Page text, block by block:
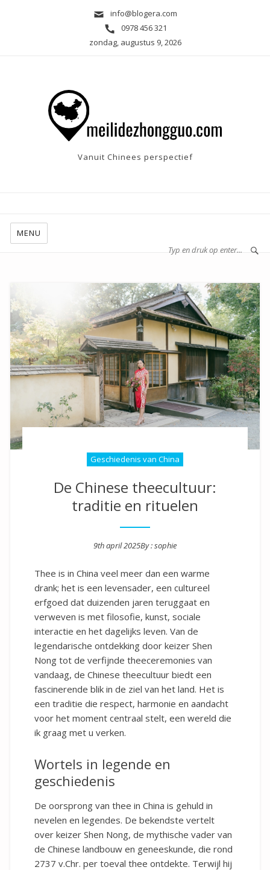
info@blogera.com
0978 456 321
zondag, augustus 9, 2026
Vanuit Chinees perspectief
MENU
Geschiedenis van China
De Chinese theecultuur:
traditie en rituelen
9th april 2025By :sophie
Thee is in China veel meer dan een warme
drank; het is een levensader, een cultureel
erfgoed dat duizenden jaren teruggaat en
verweven is met filosofie, kunst, sociale
interactie en het dagelijks leven. Van de
legendarische ontdekking door keizer Shen
Nong tot de verfijnde theeceremonies van
vandaag, de Chinese theecultuur biedt een
fascinerende blik in de ziel van het land. Het is
een traditie die respect, harmonie en aandacht
voor het moment centraal stelt, een wereld die
ik graag met u verken.
Wortels in legende en
geschiedenis
De oorsprong van thee in China is gehuld in
nevelen en legendes. De bekendste vertelt
over keizer Shen Nong, de mythische vader van
de Chinese landbouw en geneeskunde, die rond
2737 v.Chr. per toeval thee ontdekte. Terwijl hij